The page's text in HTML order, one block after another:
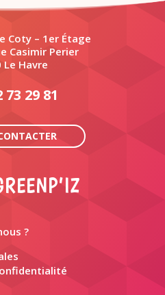
Coty – 1er Étage
Casimir Perier
Le Havre
73 29 81
?